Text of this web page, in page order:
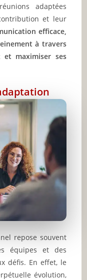
adaptées
et leur
efficace,
à travers
et maximiser ses
repose souvent
équipes et des
défis. En effet, le
évolution,